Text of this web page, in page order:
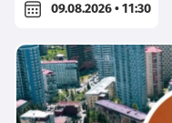
09.08.2026 • 11:30